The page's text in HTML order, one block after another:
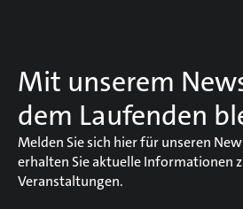
Mit unserem
dem Laufenden
Melden Sie sich hier für unseren
erhalten Sie aktuelle Informationen
Veranstaltungen.